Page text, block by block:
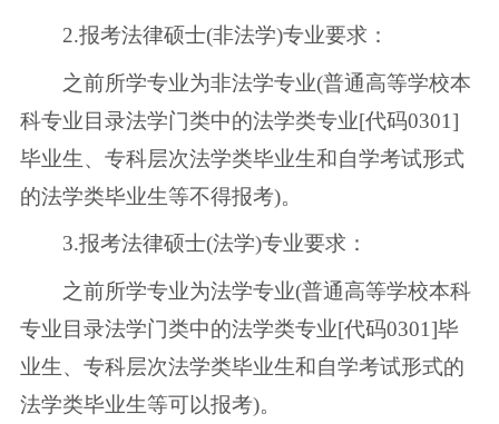
2.报考法律硕士(非法学)专业要求：
之前所学专业为非法学专业(普通高等学校本
科专业目录法学门类中的法学类专业[代码0301]
毕业生、专科层次法学类毕业生和自学考试形式
的法学类毕业生等不得报考)。
3.报考法律硕士(法学)专业要求：
之前所学专业为法学专业(普通高等学校本科
专业目录法学门类中的法学类专业[代码0301]毕
业生、专科层次法学类毕业生和自学考试形式的
法学类毕业生等可以报考)。